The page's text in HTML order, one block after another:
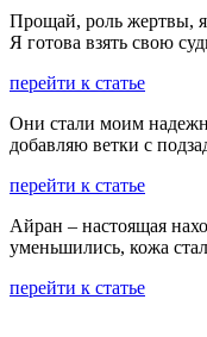
Прощай, роль жертвы, я
Я готова взять свою
перейти к статье
Они стали моим
добавляю ветки с
перейти к статье
Айран – настоящая
уменьшились, кожа
перейти к статье